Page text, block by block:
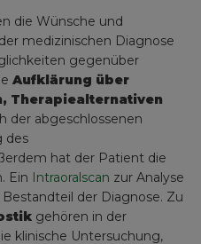
die Wünsche und
medizinischen Diagnose
gegenüber
Aufklärung über
Therapiealternativen
der abgeschlossenen
des
hat der Patient die
Ein Intraoralscan zur Analyse
der Diagnose. Zu
gehören in der
klinische Untersuchung,